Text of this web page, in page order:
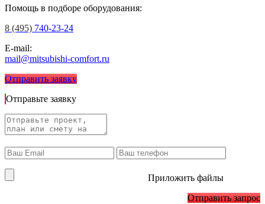
Помощь в подборе оборудования:
8 (495) 740-23-24
E-mail:
mail@mitsubishi-comfort.ru
Отправить заявку
Отправьте заявку
Приложить файлы
Отправить запрос